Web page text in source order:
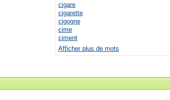
cigare
cigarette
cigogne
cime
ciment
Afficher plus de mots